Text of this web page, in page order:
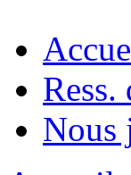
Ress.
Nous